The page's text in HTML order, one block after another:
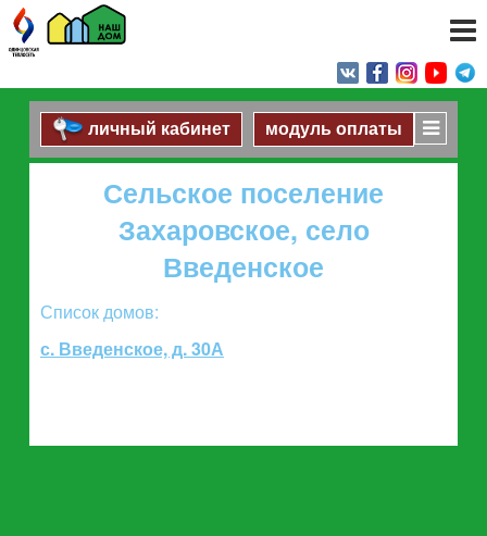
личный кабинет модуль оплаты
Сельское поселение
Захаровское, село
Введенское
Список домов:
с. Введенское, д. 30А